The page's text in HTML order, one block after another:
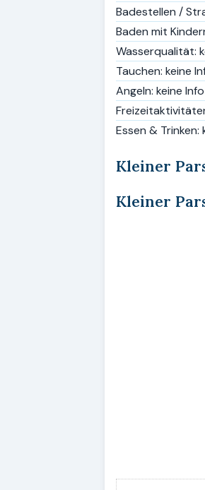
Badestellen /
Baden mit
Wasserqualität:
Tauchen: keine
Angeln: keine Info
Essen & Trinken:
Kleiner
Kleiner